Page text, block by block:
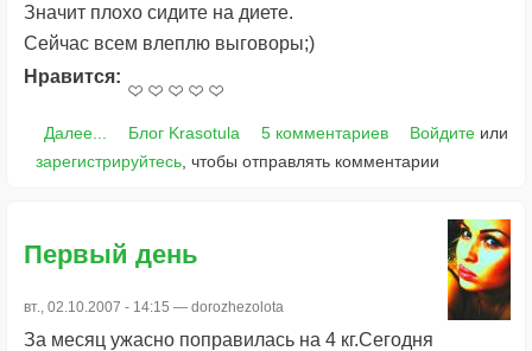
Значит плохо сидите на диете.
Сейчас всем влеплю выговоры;)
Нравится:
Далее... Блог Krasotula 5 комментариев Войдитеили
зарегистрируйтесь , чтобы отправлять комментарии
Первый день
вт., 02.10.2007 - 14:15 — dorozhezolota
За месяц ужасно поправилась на 4 кг.Сегодня